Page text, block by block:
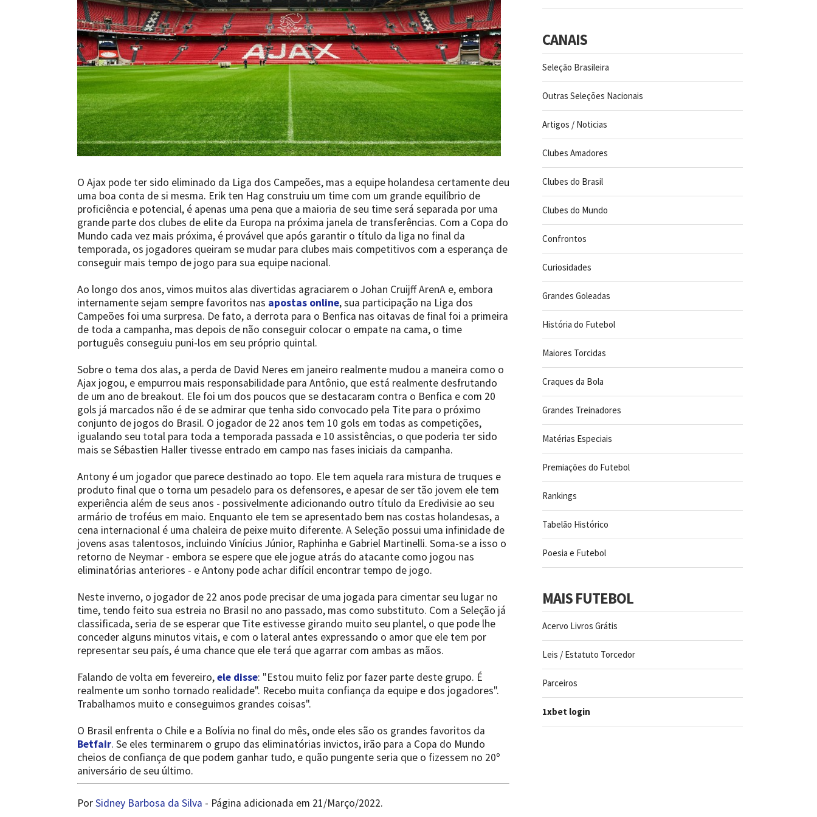
O Ajax pode ter sido eliminado da Liga dos Campeões, mas a equipe holandesa certamente deu
uma boa conta de si mesma. Erik ten Hag construiu um time com um grande equilíbrio de
proficiência e potencial, é apenas uma pena que a maioria de seu time será separada por uma
grande parte dos clubes de elite da Europa na próxima janela de transferências. Com a Copa do
Mundo cada vez mais próxima, é provável que após garantir o título da liga no final da
temporada, os jogadores queiram se mudar para clubes mais competitivos com a esperança de
conseguir mais tempo de jogo para sua equipe nacional.
Ao longo dos anos, vimos muitos alas divertidas agraciarem o Johan Cruijff ArenA e, embora
internamente sejam sempre favoritos nas apostas online, sua participação na Liga dos
Campeões foi uma surpresa. De fato, a derrota para o Benfica nas oitavas de final foi a primeira
de toda a campanha, mas depois de não conseguir colocar o empate na cama, o time
português conseguiu puni-los em seu próprio quintal.
Sobre o tema dos alas, a perda de David Neres em janeiro realmente mudou a maneira como o
Ajax jogou, e empurrou mais responsabilidade para Antônio, que está realmente desfrutando
de um ano de breakout. Ele foi um dos poucos que se destacaram contra o Benfica e com 20
gols já marcados não é de se admirar que tenha sido convocado pela Tite para o próximo
conjunto de jogos do Brasil. O jogador de 22 anos tem 10 gols em todas as competições,
igualando seu total para toda a temporada passada e 10 assistências, o que poderia ter sido
mais se Sébastien Haller tivesse entrado em campo nas fases iniciais da campanha.
Antony é um jogador que parece destinado ao topo. Ele tem aquela rara mistura de truques e
produto final que o torna um pesadelo para os defensores, e apesar de ser tão jovem ele tem
experiência além de seus anos - possivelmente adicionando outro título da Eredivisie ao seu
armário de troféus em maio. Enquanto ele tem se apresentado bem nas costas holandesas, a
cena internacional é uma chaleira de peixe muito diferente. A Seleção possui uma infinidade de
jovens asas talentosos, incluindo Vinícius Júnior, Raphinha e Gabriel Martinelli. Soma-se a isso o
retorno de Neymar - embora se espere que ele jogue atrás do atacante como jogou nas
eliminatórias anteriores - e Antony pode achar difícil encontrar tempo de jogo.
Neste inverno, o jogador de 22 anos pode precisar de uma jogada para cimentar seu lugar no
time, tendo feito sua estreia no Brasil no ano passado, mas como substituto. Com a Seleção já
classificada, seria de se esperar que Tite estivesse girando muito seu plantel, o que pode lhe
conceder alguns minutos vitais, e com o lateral antes expressando o amor que ele tem por
representar seu país, é uma chance que ele terá que agarrar com ambas as mãos.
Falando de volta em fevereiro,ele disse: "Estou muito feliz por fazer parte deste grupo. É
realmente um sonho tornado realidade". Recebo muita confiança da equipe e dos jogadores".
Trabalhamos muito e conseguimos grandes coisas".
O Brasil enfrenta o Chile e a Bolívia no final do mês, onde eles são os grandes favoritos da
Betfair. Se eles terminarem o grupo das eliminatórias invictos, irão para a Copa do Mundo
cheios de confiança de que podem ganhar tudo, e quão pungente seria que o fizessem no 20º
aniversário de seu último.
PorSidney Barbosa da Silva - Página adicionada em 21/Março/2022.
CANAIS
Seleção Brasileira
Outras Seleções Nacionais
Artigos / Noticias
Clubes Amadores
Clubes do Brasil
Clubes do Mundo
Confrontos
Curiosidades
Grandes Goleadas
História do Futebol
Maiores Torcidas
Craques da Bola
Grandes Treinadores
Matérias Especiais
Premiações do Futebol
Rankings
Tabelão Histórico
Poesia e Futebol
MAIS FUTEBOL
Acervo Livros Grátis
Leis / Estatuto Torcedor
Parceiros
1xbet login